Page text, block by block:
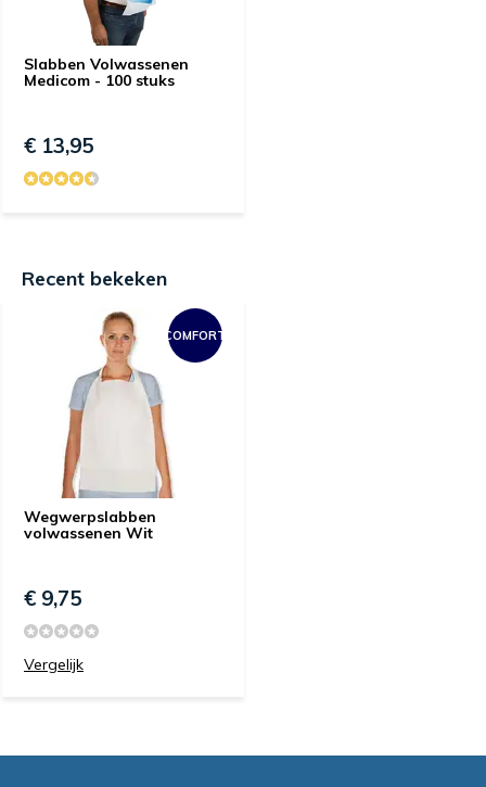
Slabben Volwassenen
Medicom - 100 stuks
€ 13,95
Recent bekeken
Wegwerpslabben
volwassenen Wit
COMFORT
€ 9,75
Vergelijk